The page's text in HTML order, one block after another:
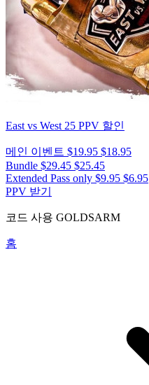
East vs West 25 PPV 할인
메인 이벤트 $19.95 $18.95
Bundle $29.45 $25.45
Extended Pass only $9.95 $6.95
PPV 받기
코드 사용 GOLDSARM
홈